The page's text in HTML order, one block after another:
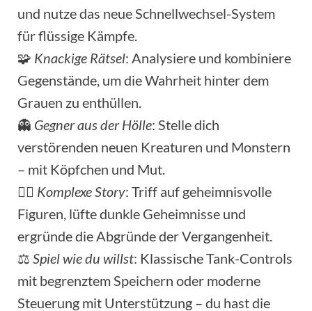
und nutze das neue Schnellwechsel-System
für flüssige Kämpfe.
🧩 Knackige Rätsel: Analysiere und kombiniere
Gegenstände, um die Wahrheit hinter dem
Grauen zu enthüllen.
👻 Gegner aus der Hölle: Stelle dich
verstörenden neuen Kreaturen und Monstern
– mit Köpfchen und Mut.
🕵️‍♀️ Komplexe Story: Triff auf geheimnisvolle
Figuren, lüfte dunkle Geheimnisse und
ergründe die Abgründe der Vergangenheit.
⚖️ Spiel wie du willst: Klassische Tank-Controls
mit begrenztem Speichern oder moderne
Steuerung mit Unterstützung – du hast die